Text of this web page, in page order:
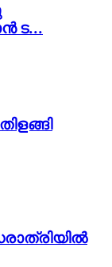
ട...